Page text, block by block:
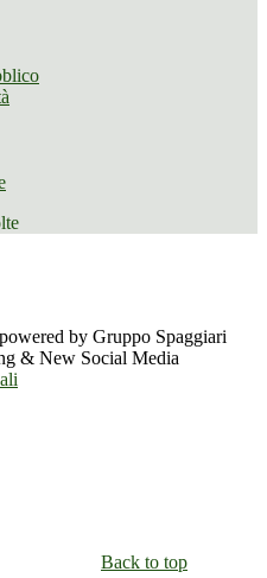
by Gruppo Spaggiari
& New Social Media
Back to top